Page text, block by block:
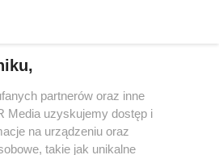
partnerów oraz inne
Media uzyskujemy dostęp i
na urządzeniu oraz
takie jak unikalne